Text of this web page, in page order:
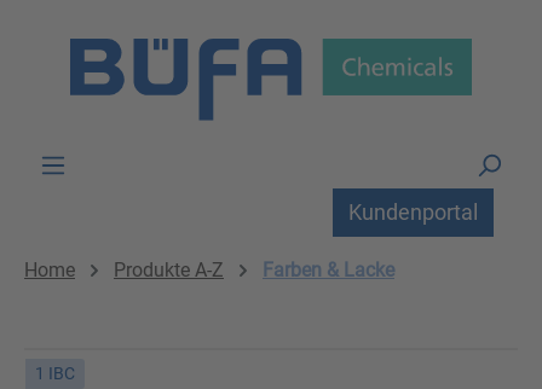
Kundenportal
Home Produkte A-Z Farben & Lacke
1 IBC